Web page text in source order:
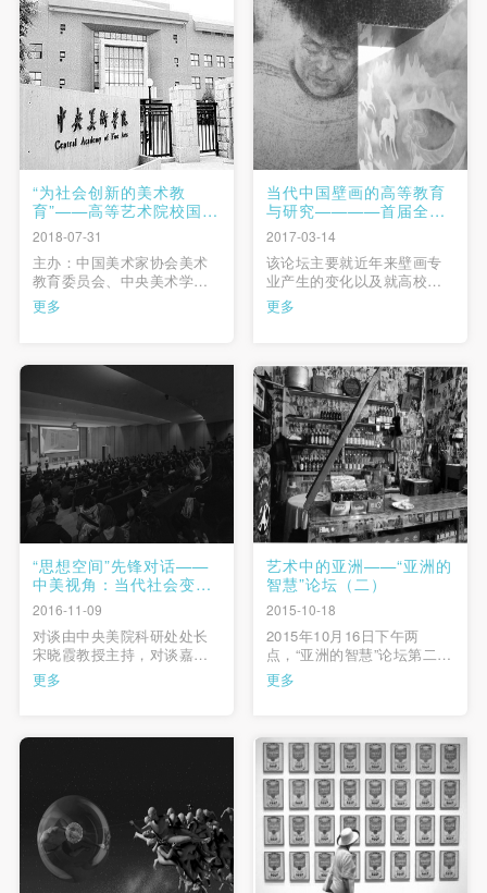
一个中外绘画的比较，特别
是关于抽象绘画的比较，激
发出更多话题和讨论。 …
体。这是中央美术学院美术
馆对这种形式座谈会的首次
尝试，策展人王春辰希望 …
“为社会创新的美术教
育”——高等艺术院校国际
校长论坛
2018-07-31
主办：中国美术家协会美术
教育委员会、中央美术学院
时间：2015 年 6 月 12 日
-13 日 地点：中央美术学院
长） 参会人：尼古拉斯·伯瑞
奥德（原巴黎国立高等美术
学院院长）、韦尔申（鲁 …
更多
当代中国壁画的高等教育
与研究————首届全国
高校壁画专业主任论坛在
中央美术学院举办
2017-03-14
该论坛主要就近年来壁画专
业产生的变化以及就高校壁
画专业的教育的过去、当下
与未来的发展等方面做出探
更多
“思想空间”先锋对话——
中美视角：当代社会变动
中的艺术、艺术家与教育
2016-11-09
对谈由中央美院科研处处长
宋晓霞教授主持，对谈嘉宾
有哥伦比亚大学艺术学院艺
术系系主任卡罗尔•贝克尔教
更多
艺术中的亚洲——“亚洲的
智慧”论坛（二）
2015-10-18
2015年10月16日下午两
点，“亚洲的智慧”论坛第二
场“艺术中的亚洲”在中央美术
学院美术馆学术报告厅展开
际摄影双年展的系列学术活
动，由中央美术学院美术馆
学术部副研究员蔡萌主持，
独立策展人、艺术家、 …
更多
手机号码
发送验证码
手机号码将作为您的登录账号
验证码
登录
可使用雅昌艺术网会员账户登录